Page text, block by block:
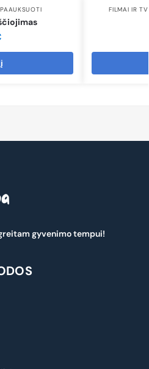
PAAUKSUOTI FILMAI IR
gyvenimo tempui!